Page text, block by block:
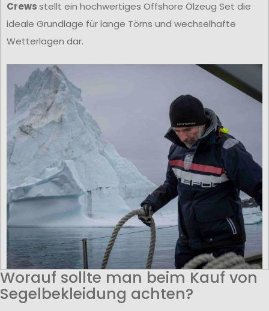
Crewsstellt ein hochwertiges Offshore Ölzeug Set die
ideale Grundlage für lange Törns und wechselhafte
Wetterlagen dar.
Worauf sollte man beim Kauf von
Segelbekleidung achten?